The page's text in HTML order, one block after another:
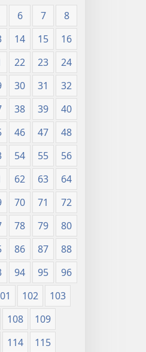
6 7
8
14 15
16
22 23
24
30 31
32
38 39
40
46 47
48
54 55
56
62 63
64
70 71
72
78 79
80
86 87
88
94 95
96
102
103
108
109
114
115